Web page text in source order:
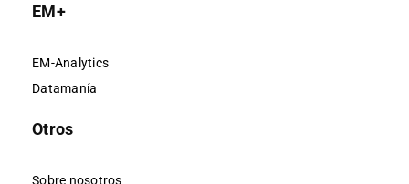
EM+
EM-Analytics
Datamanía
Otros
Sobre nosotros